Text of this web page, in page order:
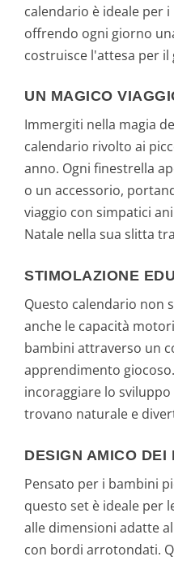
calendario è ideale per
offrendo ogni giorno
costruisce l'attesa per il
UN MAGICO
Immergiti nella magia
calendario rivolto ai
anno. Ogni finestrella
o un accessorio,
viaggio con simpatici
Natale nella sua slitta
STIMOLAZIONE
Questo calendario non
anche le capacità
bambini attraverso un
apprendimento
incoraggiare lo
trovano naturale e
DESIGN AMICO DEI
Pensato per i bambini
questo set è ideale per
alle dimensioni adatte
con bordi arrotondati.